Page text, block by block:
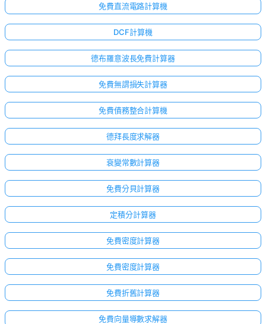
免費直流電路計算機
DCF計算機
德布羅意波長免費計算器
免費無謂損失計算器
免費債務整合計算機
德拜長度求解器
衰變常數計算器
免費分貝計算器
定積分計算器
免費密度計算器
免費密度計算器
免費折舊計算器
免費向量導數求解器